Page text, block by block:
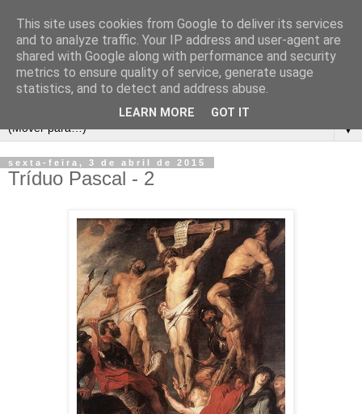
▼
sexta-feira, 3 de abril de 2015
Tríduo Pascal - 2
This site uses cookies from Google to deliver its services
and to analyze traffic. Your IP address and user-agent are
shared with Google along with performance and security
metrics to ensure quality of service, generate usage
statistics, and to detect and address abuse.
LEARN MORE GOT IT